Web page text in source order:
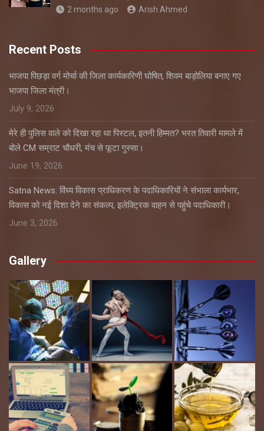
2 months ago Arish Ahmed
Recent Posts
भाजपा पिछड़ा वर्ग मोर्चा की जिला कार्यकारिणी घोषित, शिवम बाड़ोलिया बनाए गए
भाजपा जिला मंत्री।
July 9, 2026
मेरे ही पुलिस वाले को दिखा रहा था पिस्टल, इतनी हिम्मत? भरत तिवारी मामले में
बोले CM सम्राट चौधरी, मंच से फूटा गुस्सा।
June 19, 2026
Satna News: विंध्य विकास प्राधिकरण के पदाधिकारियों ने संभाला कार्यभार,
विकास को नई दिशा देने का संकल्प, इलेक्ट्रिक वाहन से पहुंचे पदाधिकारी।
June 3, 2026
Gallery